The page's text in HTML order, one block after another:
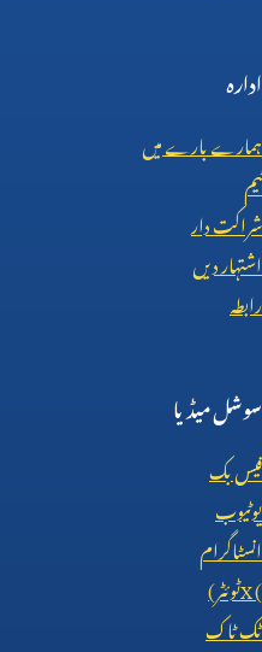
ادارہ
ہمارے بارے میں
ٹیم
شراکت دار
اشتہار دیں
رابطہ
سوشل میڈیا
فیس بک
یوٹیوب
انسٹاگرام
X (ٹوئٹر)
ٹک ٹاک